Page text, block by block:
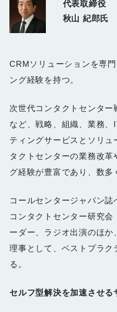
代表取締役
秋山 紀郎氏
CRMソリューションを専
ング経験を持つ。
次世代コンタクトセンタ
など、戦略、組織、業務
ティングサービスとソリ
タクトセンターの業務改
グ経験が豊富であり、数多
コールセンタージャパン
コンタクトセンター研究
ーダー、ラジオ出演のほ
理事として、ベストプラ
る。
セルフ型解決を加速させる